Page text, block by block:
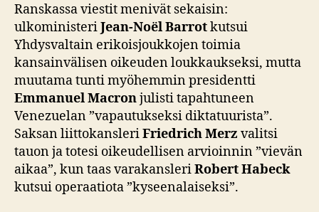
Ranskassa viestit menivät sekaisin:
ulkoministeriJean-Noël Barrotkutsui
Yhdysvaltain erikoisjoukkojen toimia
kansainvälisen oikeuden loukkaukseksi, mutta
muutama tunti myöhemmin presidentti
Emmanuel Macronjulisti tapahtuneen
Venezuelan ”vapautukseksi diktatuurista”.
Saksan liittokansleriFriedrich Merz valitsi
tauon ja totesi oikeudellisen arvioinnin ”vievän
aikaa”, kun taas varakansleriRobert Habeck
kutsui operaatiota ”kyseenalaiseksi”.